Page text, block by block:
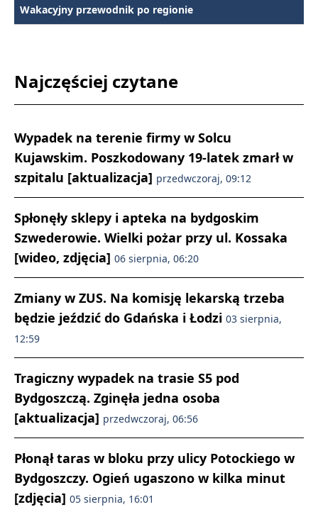
Wakacyjny przewodnik po regionie
Najczęściej czytane
Wypadek na terenie firmy w Solcu
Kujawskim. Poszkodowany 19-latek zmarł w
szpitalu [aktualizacja] przedwczoraj, 09:12
Spłonęły sklepy i apteka na bydgoskim
Szwederowie. Wielki pożar przy ul. Kossaka
[wideo, zdjęcia] 06 sierpnia, 06:20
Zmiany w ZUS. Na komisję lekarską trzeba
będzie jeździć do Gdańska i Łodzi 03 sierpnia,
12:59
Tragiczny wypadek na trasie S5 pod
Bydgoszczą. Zginęła jedna osoba
[aktualizacja] przedwczoraj, 06:56
Płonął taras w bloku przy ulicy Potockiego w
Bydgoszczy. Ogień ugaszono w kilka minut
[zdjęcia] 05 sierpnia, 16:01